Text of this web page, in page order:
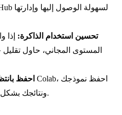
تحسين استخدام الذاكرة: إذا
المستوى المجاني، حاول
احفظ
ونتائجك بشكل متكرر لتجنب فقدان التقدم.